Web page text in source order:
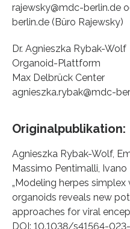
rajewsky@mdc-berlin.de
berlin.de (Büro Rajewsky)
Dr. Agnieszka Rybak-Wolf
Organoid-Plattform
Max Delbrück Center
agnieszka.rybak@mdc-
Originalpublikation:
Agnieszka Rybak-Wolf,
Massimo Pentimalli, Ivano
„Modeling herpes simplex
organoids reveals new
approaches for viral
DOI: 10.1038/s41564-